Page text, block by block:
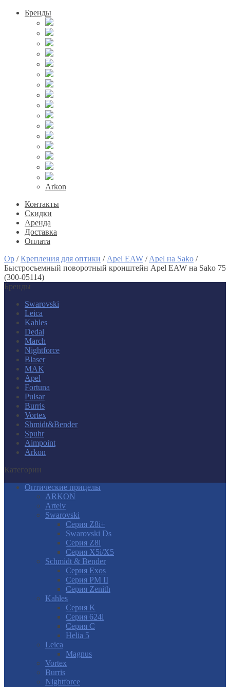
Бренды
Arkon
Контакты
Скидки
Аренда
Доставка
Оплата
Op /Крепления для оптики / Apel EAW /Apel на Sako /
Быстросъемный поворотный кронштейн Apel EAW на Sako 75
(300-05114)
Бренды
Swarovski
Leica
Kahles
Dedal
March
Nightforce
Blaser
MAK
Apel
Fortuna
Pulsar
Burris
Vortex
Shmidt&Bender
Spuhr
Aimpoint
Arkon
Категории
Оптические прицелы
ARKON
Artelv
Swarovski
Серия Z8i+
Swarovski Ds
Серия Z8i
Серия X5i/X5
Schmidt & Bender
Серия Exos
Серия PM II
Cерия Zenith
Kahles
Серия K
Серия 624i
Серия С
Helia 5
Leica
Magnus
Vortex
Burris
Nightforce